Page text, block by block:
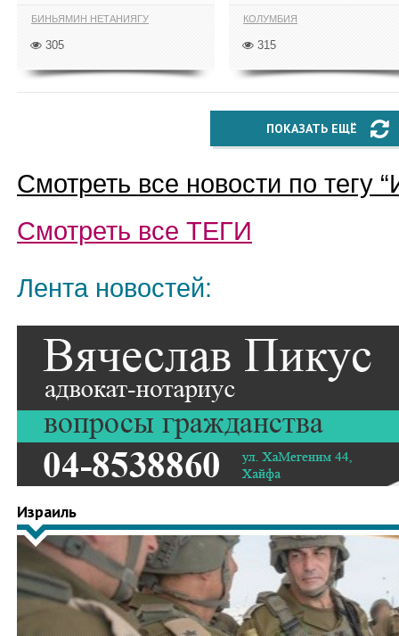
БИНЬЯМИН НЕТАНИЯГУ
305
КОЛУМБИЯ
315
ПОКАЗАТЬ ЕЩЁ
Смотреть все новости по тегу “
Смотреть все ТЕГИ
Лента новостей:
Израиль